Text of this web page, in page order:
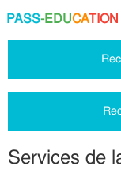
PASS-EDUCATION
Services de